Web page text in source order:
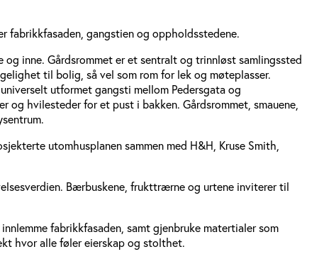
fabrikkfasaden, gangstien og oppholdsstedene.
inne. Gårdsrommet er et sentralt og trinnløst samlingssted
til bolig, så vel som rom for lek og møteplasser.
utformet gangsti mellom Pedersgata og
hvilesteder for et pust i bakken. Gårdsrommet, smauene,
utomhusplanen sammen med H&H, Kruse Smith,
Bærbuskene, frukttrærne og urtene inviterer til
fabrikkfasaden, samt gjenbruke matertialer som
hvor alle føler eierskap og stolthet.